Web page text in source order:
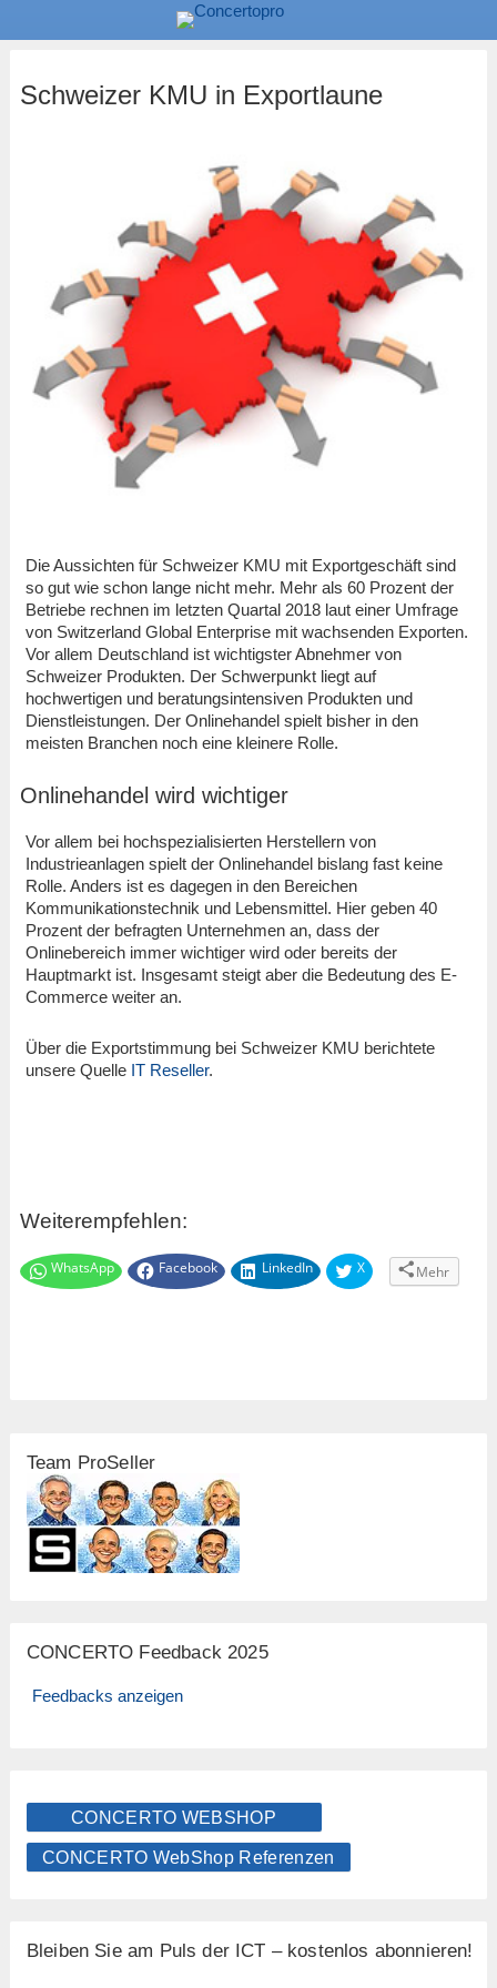
Schweizer KMU in Exportlaune
Die Aussichten für Schweizer KMU mit Exportgeschäft sind
so gut wie schon lange nicht mehr. Mehr als 60 Prozent der
Betriebe rechnen im letzten Quartal 2018 laut einer Umfrage
von Switzerland Global Enterprise mit wachsenden Exporten.
Vor allem Deutschland ist wichtigster Abnehmer von
Schweizer Produkten. Der Schwerpunkt liegt auf
hochwertigen und beratungsintensiven Produkten und
Dienstleistungen. Der Onlinehandel spielt bisher in den
meisten Branchen noch eine kleinere Rolle.
Onlinehandel wird wichtiger
Vor allem bei hochspezialisierten Herstellern von
Industrieanlagen spielt der Onlinehandel bislang fast keine
Rolle. Anders ist es dagegen in den Bereichen
Kommunikationstechnik und Lebensmittel. Hier geben 40
Prozent der befragten Unternehmen an, dass der
Onlinebereich immer wichtiger wird oder bereits der
Hauptmarkt ist. Insgesamt steigt aber die Bedeutung des E-
Commerce weiter an.
Über die Exportstimmung bei Schweizer KMU berichtete
unsere Quelle IT Reseller.
Weiterempfehlen:
WhatsApp Facebook LinkedIn X Mehr
Team ProSeller
CONCERTO Feedback 2025
Feedbacks anzeigen
CONCERTO WEBSHOP
CONCERTO WebShop Referenzen
Bleiben Sie am Puls der ICT – kostenlos abonnieren!